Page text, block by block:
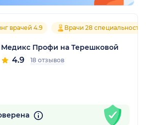
врачей 4.9 Врачи 28
Медикс Профи на Терешковой
4.9 18 отзывов